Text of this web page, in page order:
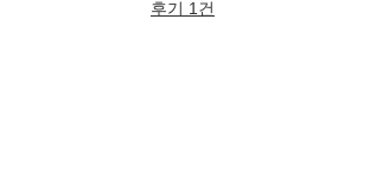
후기 1건